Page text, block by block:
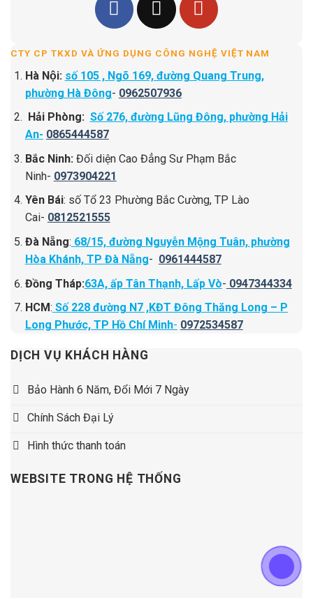
CTY CP TKXD VÀ ỨNG DỤNG CÔNG NGHỆ VIỆT NAM
Hà Nội: số 105 , Ngõ 169, đường Quang Trung,
phường Hà Đông- 0962507936
Hải Phòng: Số 276, đường Lũng Đông, phường Hải
An- 0865444587
Bắc Ninh: Đối diện Cao Đẳng Sư Phạm Bắc
Ninh- 0973904221
Yên Bái: số Tổ 23 Phường Bắc Cường, TP Lào
Cai- 0812521555
Đà Nẵng: 68/15, đường Nguyễn Mộng Tuân, phường
Hòa Khánh, TP Đà Nẵng- 0961444587
Đồng Tháp:63A, ấp Tân Thạnh, Lấp Vò- 0947344334
HCM: Số 228 đường N7 ,KĐT Đông Thăng Long – P
Long Phước, TP Hồ Chí Minh- 0972534587
DỊCH VỤ KHÁCH HÀNG
Bảo Hành 6 Năm, Đổi Mới 7 Ngày
Chính Sách Đại Lý
Hình thức thanh toán
WEBSITE TRONG HỆ THỐNG